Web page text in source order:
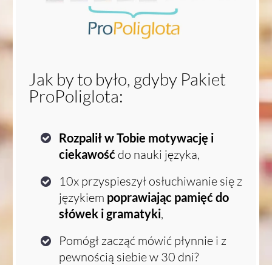
Jak by to było, gdyby Pakiet
ProPoliglota:
Rozpalił w Tobie motywację i
ciekawość do nauki języka,
10x przyspieszył osłuchiwanie się z
językiem poprawiając pamięć do
słówek i gramatyki,
Pomógł zacząć mówić płynnie i z
pewnością siebie w 30 dni?